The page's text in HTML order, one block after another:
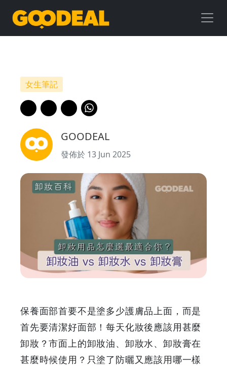
卸
妝
女生筆記
GOODEAL
發佈於 13 Jun 2025
保養面部首要不是塗多少護膚品上面，而是
首先要清潔好面部！每天化妝後應該用甚麼
卸妝？市面上的卸妝油、卸妝水、卸妝膏在
甚麼時候使用？只塗了防曬又應該用哪一樣